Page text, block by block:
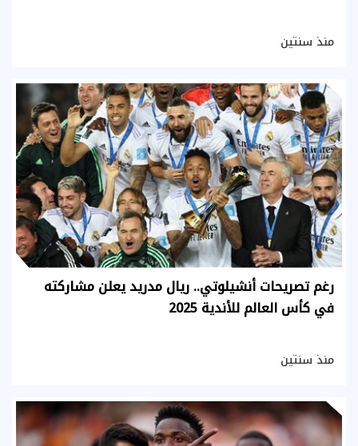
منذ سنتين
رغم تصريحات أنشيلوتي.. ريال مدريد يعلن مشاركته
في كأس العالم للأندية 2025
منذ سنتين